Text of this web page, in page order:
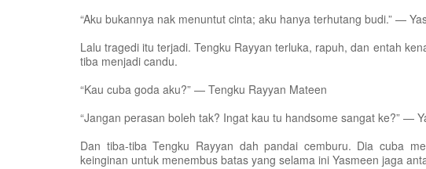
“Aku bukannya nak menuntut cinta; aku hanya terhutang budi.” —
Lalu tragedi itu terjadi. Tengku Rayyan terluka, rapuh, dan entah
tiba menjadi candu.
“Kau cuba goda aku?” — Tengku Rayyan Mateen
“Jangan perasan boleh tak? Ingat kau tu handsome sangat ke?” —
Dan tiba-tiba Tengku Rayyan dah pandai cemburu. Dia cuba
keinginan untuk menembus batas yang selama ini Yasmeen jaga